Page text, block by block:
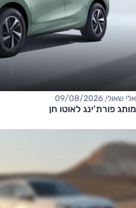
אלי שאולי, 09/08/2026
מותג פורת'ינג לאוטו חן